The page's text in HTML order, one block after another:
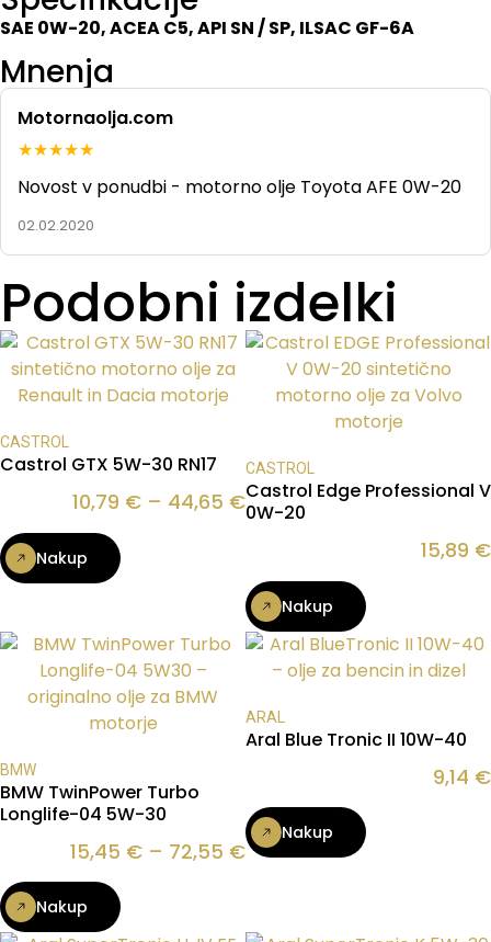
SAE 0W-20, ACEA C5, API SN / SP, ILSAC GF-6A
Mnenja
Motornaolja.com
★★★★★
Novost v ponudbi - motorno olje Toyota AFE 0W-20
02.02.2020
Podobni izdelki
CASTROL
Castrol GTX 5W-30 RN17
10,79 € – 44,65 €
Nakup
CASTROL
Castrol Edge Professional V
0W-20
15,89 €
Nakup
BMW
BMW TwinPower Turbo
Longlife-04 5W-30
15,45 € – 72,55 €
Nakup
ARAL
Aral Blue Tronic II 10W-40
9,14 €
Nakup